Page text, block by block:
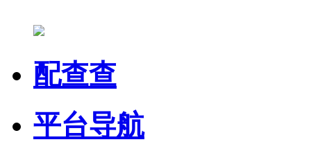
配查查
平台导航